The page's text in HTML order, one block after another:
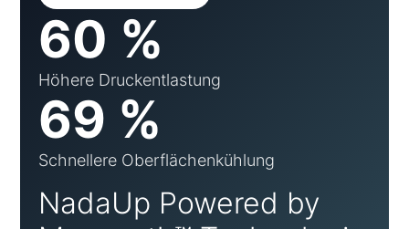
60 %
Höhere Druckentlastung
69 %
Schnellere Oberflächenkühlung
NadaUp Powered by